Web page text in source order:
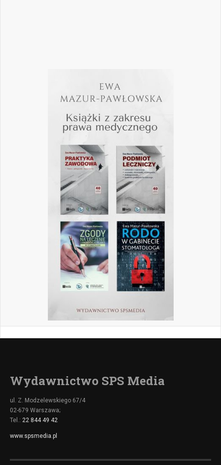
Wydawnictwo SPS Media
ul. Z. Modzelewskiego 67/4
02-679 Warszawa;
Tel.: 22 844 49 42
www.spsmedia.pl